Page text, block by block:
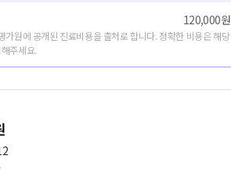
120,000원
가원에 공개된 진료비용을 출처로 합니다. 정확한 비용은 해당
주세요.